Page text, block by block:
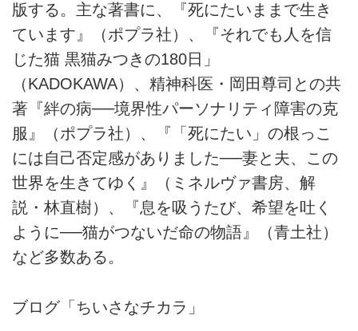
版する。主な著書に、『死にたいままで生き
ています』（ポプラ社）、『それでも人を信
じた猫 黒猫みつきの180日」
（KADOKAWA）、精神科医・岡田尊司との共
著『絆の病──境界性パーソナリティ障害の克
服』（ポプラ社）、『「死にたい」の根っこ
には自己否定感がありました──妻と夫、この
世界を生きてゆく』（ミネルヴァ書房、解
説・林直樹）、『息を吸うたび、希望を吐く
ように──猫がつないだ命の物語』（青土社）
など多数ある。
ブログ「ちいさなチカラ」